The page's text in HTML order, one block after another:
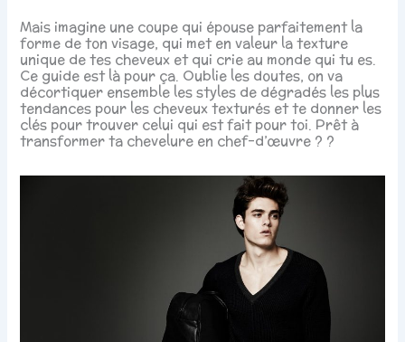
Mais imagine une coupe qui épouse parfaitement la
forme de ton visage, qui met en valeur la texture
unique de tes cheveux et qui crie au monde qui tu es.
Ce guide est là pour ça. Oublie les doutes, on va
décortiquer ensemble les styles de dégradés les plus
tendances pour les cheveux texturés et te donner les
clés pour trouver celui qui est fait pour toi. Prêt à
transformer ta chevelure en chef-d’œuvre ? ?